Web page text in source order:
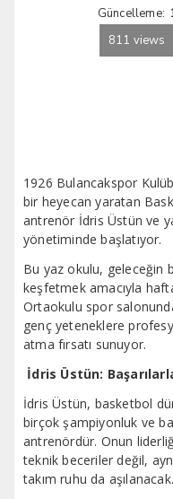
Güncelleme:
811 views
1926 Bulancakspor
bir heyecan yaratan
antrenör İdris Üstün ve
yönetiminde başlatıyor.
Bu yaz okulu, geleceğin
keşfetmek amacıyla
Ortaokulu spor
genç yeteneklere
atma fırsatı sunuyor.
İdris Üstün:
İdris Üstün, basketbol
birçok şampiyonluk ve
antrenördür. Onun
teknik beceriler değil,
takım ruhu da aşılanacak.